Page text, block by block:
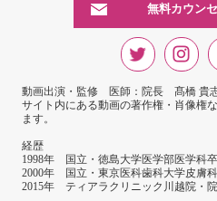
無料カウン
動画出演・監修 医師：院長 髙橋 貴
サイト内にある動画の著作権・肖像権
ます。
経歴
1998年 国立・徳島大学医学部医学科
2000年 国立・東京医科歯科大学皮膚
2015年 ティアラクリニック川越院・